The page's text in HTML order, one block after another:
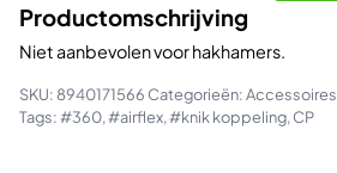
Productomschrijving
Niet aanbevolen voor hakhamers.
Flex
1/2''
aantal
SKU: 8940171566 Categorieën:Accessoires
Tags:#360,#airflex,#knik koppeling, CP